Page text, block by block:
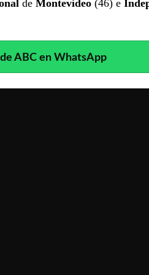
de Montevideo (46) e
ABC en WhatsApp